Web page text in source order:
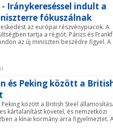
Iránykereséssel indult a
fókuszálnak
az európai részvénypiacok. A
tartja a régiót. Párizs és
az új miniszteri beszédre figyel. A
és Peking között a
között a British Steel
kártalanítást követel, és nemzetközi
a kínai kormány arra figyelmeztet.